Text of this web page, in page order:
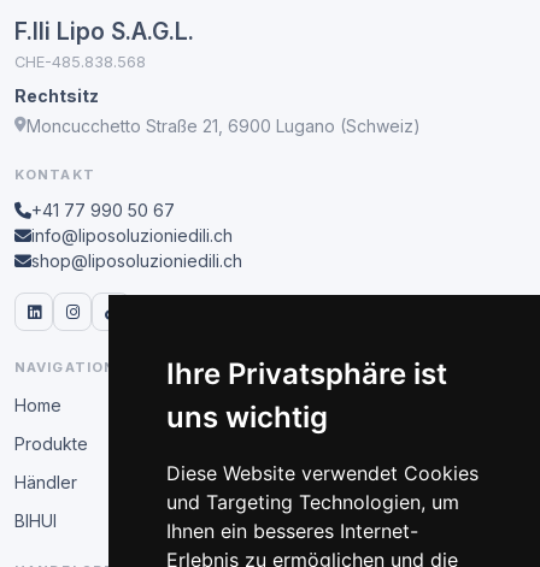
Ihre Privatsphäre ist
uns wichtig
Diese Website verwendet Cookies
und Targeting Technologien, um
Ihnen ein besseres Internet-
Erlebnis zu ermöglichen und die
F.lli Lipo S.A.G.L.
CHE-485.838.568
Rechtsitz
Moncucchetto Straße 21, 6900 Lugano (Schweiz)
KONTAKT
+41 77 990 50 67
info@liposoluzioniedili.ch
shop@liposoluzioniedili.ch
NAVIGATION
Home
Produkte
Händler
BIHUI